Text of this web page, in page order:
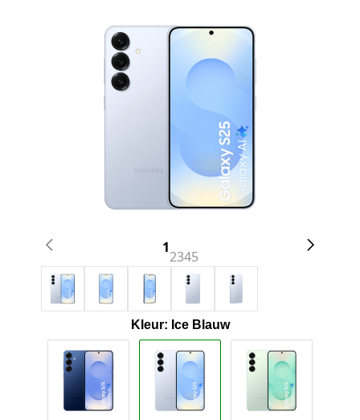
1
2345
Kleur: Ice Blauw